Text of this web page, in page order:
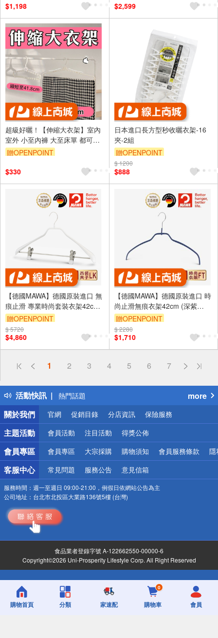
$1,198
$2,599
超級好曬！【伸縮大衣架】室內
室外 小至內褲 大至床單 都可以
曬 宿舍必備 租屋好用 徹底打開
贈OPENPOINT
$330
日本進口長方型秒收曬衣架-16
夾-2組
贈OPENPOINT
$ 1200
$888
【德國MAWA】德國原裝進口 無
痕止滑 專業時尚套裝衣架42cm
10入/白
贈OPENPOINT
$ 5720
$4,860
【德國MAWA】德國原裝進口 時
尚止滑無痕衣架42cm (深紫
色/15入)
贈OPENPOINT
$ 2280
$1,710
1 2 3 4 5 6 7
活動快訊
偏遠地區配送
得獎公告
熱門話題
銀行優惠
偏遠地區配送
詐騙網頁！請小心！
more
關於我們
官網 促銷目錄 分店資訊 保險服務
主題活動 會員活動 注目活動 得獎公佈
會員專區 會員專區 大宗採購 購物須知 會員服務條款 隱
客服中心 常見問題 服務公告 意見信箱
服務時間： 週一至週日 09:00-21:00，例假日依網站公告為主
公司地址： 台北市北投區大業路136號5樓 (台灣)
食品業者登錄字號 A-122662550-00000-6
Copyright©2026 Uni-Prosperity Lifestyle Corp. All Right Reserved
購物首頁 分類 家速配
0
購物車 會員